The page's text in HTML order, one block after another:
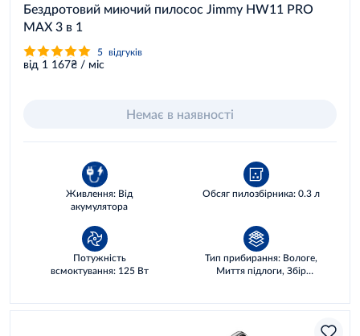
Бездротовий миючий пилосос Jimmy HW11 PRO
MAX 3 в 1
5 відгуків
від 1 167₴ / міс
Немає в наявності
Живлення: Від
акумулятора
Обсяг пилозбірника: 0.3 л
Потужність
всмоктування: 125 Вт
Тип прибирання: Вологе,
Миття підлоги, Збір